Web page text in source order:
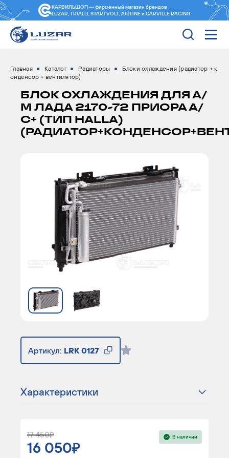
КАРВИЛЬШОП — фирменный магазин брендов
LUZAR, TRIALLI, STARTVOLT, AIRLINE и CARVILLE RACING
Главная Каталог Радиаторы
Блоки охлаждения (радиатор + к
онденсор + вентилятор)
БЛОК ОХЛАЖДЕНИЯ ДЛЯ А/
М ЛАДА 2170-72 ПРИОРА А/
С+ (ТИП HALLA)
Артикул: LRK 0127
Характеристики
17 450
16 050
В наличии